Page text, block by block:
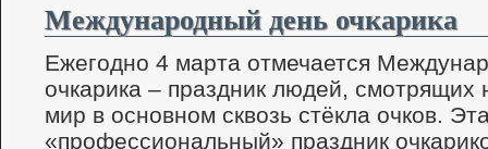
Международный день очкарика
Ежегодно 4 марта отмечается
очкарика – праздник людей,
мир в основном сквозь стёкла очков.
«профессиональный» праздник